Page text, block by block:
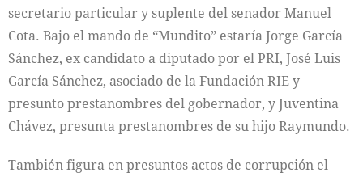
secretario particular y suplente del senador Manuel
Cota. Bajo el mando de “Mundito” estaría Jorge García
Sánchez, ex candidato a diputado por el PRI, José Luis
García Sánchez, asociado de la Fundación RIE y
presunto prestanombres del gobernador, y Juventina
Chávez, presunta prestanombres de su hijo Raymundo.
También figura en presuntos actos de corrupción el